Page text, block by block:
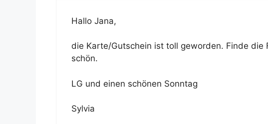
Hallo Jana,
die Karte/Gutschein ist toll geworden. Finde die
schön.
LG und einen schönen Sonntag
Sylvia